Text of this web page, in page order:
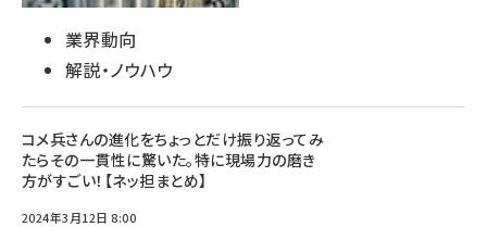
業界動向
解説・ノウハウ
コメ兵さんの進化をちょっとだけ振り返ってみ
たらその一貫性に驚いた。特に現場力の磨き
方がすごい！【ネッ担まとめ】
2024年3月12日 8:00